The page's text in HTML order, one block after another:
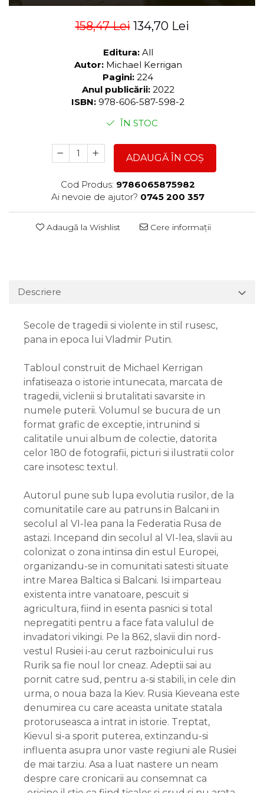
158,47 Lei 134,70 Lei
Editura: All
Autor: Michael Kerrigan
Pagini: 224
Anul publicării: 2022
ISBN: 978-606-587-598-2
ÎN STOC
ADAUGĂ ÎN COȘ
Cod Produs: 9786065875982
Ai nevoie de ajutor? 0745 200 357
Adaugă la Wishlist Cere informații
Descriere
Secole de tragedii si violente in stil rusesc,
pana in epoca lui Vladmir Putin.
Tabloul construit de Michael Kerrigan
infatiseaza o istorie intunecata, marcata de
tragedii, viclenii si brutalitati savarsite in
numele puterii. Volumul se bucura de un
format grafic de exceptie, intrunind si
calitatile unui album de colectie, datorita
celor 180 de fotografii, picturi si ilustratii color
care insotesc textul.
Autorul pune sub lupa evolutia rusilor, de la
comunitatile care au patruns in Balcani in
secolul al VI-lea pana la Federatia Rusa de
astazi. Incepand din secolul al VI-lea, slavii au
colonizat o zona intinsa din estul Europei,
organizandu-se in comunitati satesti situate
intre Marea Baltica si Balcani. Isi imparteau
existenta intre vanatoare, pescuit si
agricultura, fiind in esenta pasnici si total
nepregatiti pentru a face fata valulul de
invadatori vikingi. Pe la 862, slavii din nord-
vestul Rusiei i-au cerut razboinicului rus
Rurik sa fie noul lor cneaz. Adeptii sai au
pornit catre sud, pentru a-si stabili, in cele din
urma, o noua baza la Kiev. Rusia Kieveana este
denumirea cu care aceasta unitate statala
protoruseasca a intrat in istorie. Treptat,
Kievul si-a sporit puterea, extinzandu-si
influenta asupra unor vaste regiuni ale Rusiei
de mai tarziu. Asa a luat nastere un neam
despre care cronicarii au consemnat ca